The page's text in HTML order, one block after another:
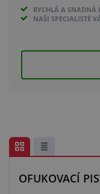
Dopravníkové pásy
Zlepšení pracovního
Další pryžové a
Vše o nákupu
O nás a kariéra
RYCHLÁ A SNADNÁ
NAŠI SPECIALISTÉ
OFUKOVACÍ